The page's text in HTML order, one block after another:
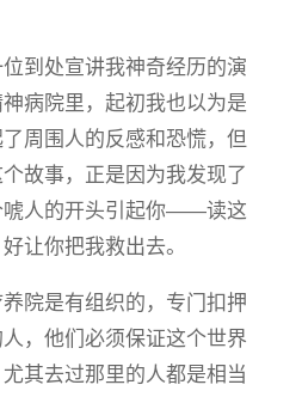
到处宣讲我神奇经历的演
病院里，起初我也以为是
周围人的反感和恐慌，但
故事，正是因为我发现了
唬人的开头引起你——读这
让你把我救出去。
院是有组织的，专门扣押
，他们必须保证这个世界
其去过那里的人都是相当